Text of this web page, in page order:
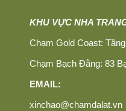
KHU VỰC NHA
Chạm Gold Coast:
Chạm Bạch Đằng: 83
EMAIL:
xinchao@chamdalat.vn